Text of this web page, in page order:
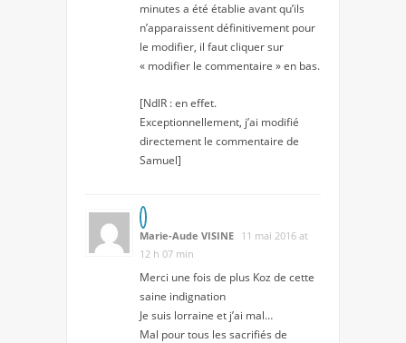
minutes a été établie avant qu’ils
n’apparaissent définitivement pour
le modifier, il faut cliquer sur
« modifier le commentaire » en bas.
[NdlR : en effet.
Exceptionnellement, j’ai modifié
directement le commentaire de
Samuel]
Marie-Aude VISINE 11 mai 2016 at
12 h 07 min
Merci une fois de plus Koz de cette
saine indignation
Je suis lorraine et j’ai mal…
Mal pour tous les sacrifiés de